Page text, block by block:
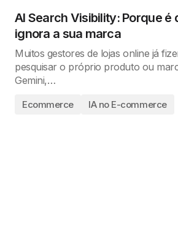
AI Search Visibility: Porque é
ignora a sua marca
Muitos gestores de lojas online já
pesquisar o próprio produto ou
Gemini,…
Ecommerce IA no E-commerce